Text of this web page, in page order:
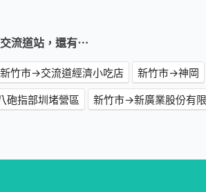
流道站，還有⋯
新竹市→交流道經濟小吃店 新竹市→神岡
砲指部圳堵營區 新竹市→新廣業股份有限